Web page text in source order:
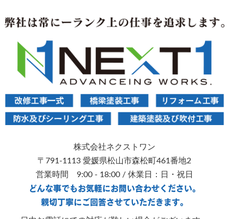
株式会社ネクストワン
〒791-1113 愛媛県松山市森松町461番地2
営業時間 9:00 - 18:00 / 休業日：日・祝日
どんな事でもお気軽にお問い合わせください。
親切丁寧にご回答させていただきます。